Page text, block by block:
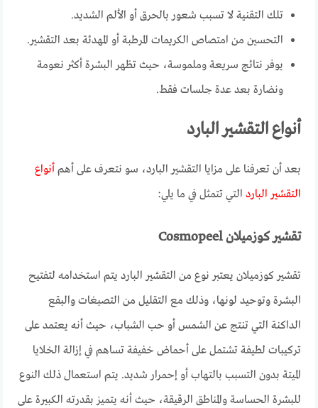
تلك التقنية لا تسبب شعور بالحرق أو الألم الشديد.
التحسين من امتصاص الكريمات المرطبة أو المهدئة بعد التقشير.
يوفر نتائج سريعة وملموسة، حيث تظهر البشرة أكثر نعومة
ونضارة بعد عدة جلسات فقط.
أنواع التقشير البارد
بعد أن تعرفنا على مزايا التقشير البارد، سو نتعرف على أهم أنواع
التقشير البارد التي تتمثل في ما يلي:
تقشير كوزميلان Cosmopeel
تقشير كوزميلان يعتبر نوع من التقشير البارد يتم استخدامه لتفتيح
البشرة وتوحيد لونها، وذلك مع التقليل من التصبغات والبقع
الداكنة التي تنتج عن الشمس أو حب الشباب، حيث أنه يعتمد على
تركيبات لطيفة تشتمل على أحماض خفيفة تساهم في إزالة الخلايا
الميتة بدون التسبب بالتهاب أو إحمرار شديد. يتم استعمال ذلك النوع
للبشرة الحساسة والمناطق الرقيقة، حيث أنه يتميز بقدرته الكبيرة على